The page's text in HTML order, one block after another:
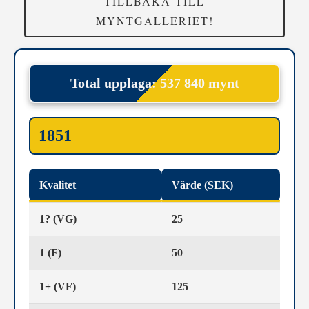
MYNTGALLERIET!
Total upplaga: 537 840 mynt
1851
Kvalitet Värde (SEK)
1? (VG) 25
1 (F) 50
1+ (VF) 125